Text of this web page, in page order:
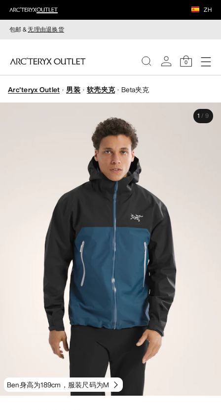
ZH
包邮 &无理由退换货
0
女装
Arc'teryx Outlet 男装 软壳夹克 Beta夹克
Ben身高为189cm，服装尺码为M
1 / 9